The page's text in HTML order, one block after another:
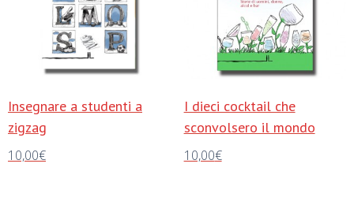
Insegnare a studenti a
zigzag
10,00€
I dieci cocktail che
sconvolsero il mondo
10,00€